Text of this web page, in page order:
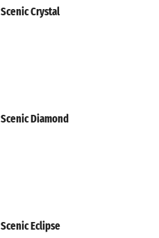
Scenic Crystal
Scenic Diamond
Scenic Eclipse